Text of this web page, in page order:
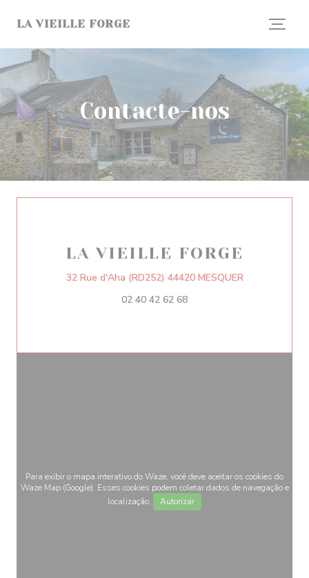
LA VIEILLE FORGE
Contacte-nos
LA VIEILLE FORGE
32 Rue d'Aha (RD252) 44420 MESQUER((abre numa
02 40 42 62 68
Para exibir o mapa interativo do Waze, você deve aceitar os cookies do
Waze Map (Google). Esses cookies podem coletar dados de navegação e
localização.
Autorizar